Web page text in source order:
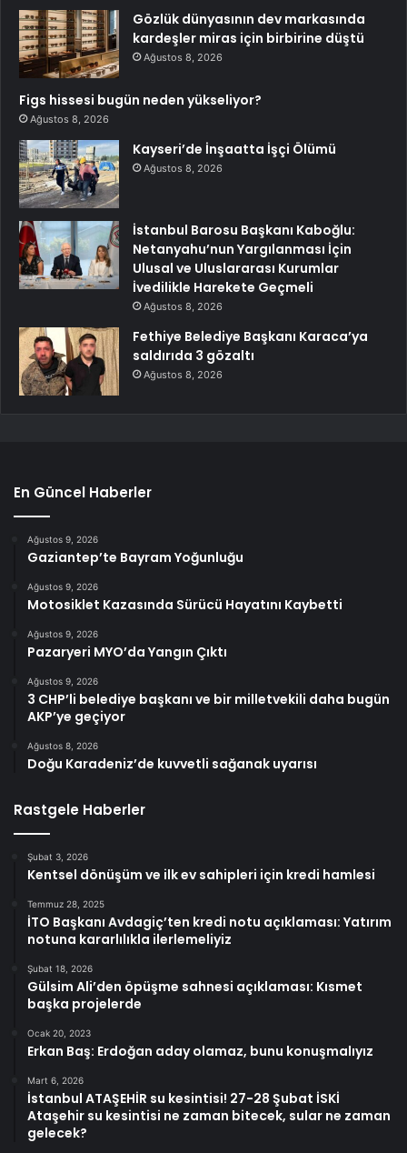
Gözlük dünyasının dev markasında
kardeşler miras için birbirine düştü
Ağustos 8, 2026
Figs hissesi bugün neden yükseliyor?
Ağustos 8, 2026
Kayseri’de İnşaatta İşçi Ölümü
Ağustos 8, 2026
İstanbul Barosu Başkanı Kaboğlu:
Netanyahu’nun Yargılanması İçin
Ulusal ve Uluslararası Kurumlar
İvedilikle Harekete Geçmeli
Ağustos 8, 2026
Fethiye Belediye Başkanı Karaca’ya
saldırıda 3 gözaltı
Ağustos 8, 2026
En Güncel Haberler
Ağustos 9, 2026
Gaziantep’te Bayram Yoğunluğu
Ağustos 9, 2026
Motosiklet Kazasında Sürücü Hayatını Kaybetti
Ağustos 9, 2026
Pazaryeri MYO’da Yangın Çıktı
Ağustos 9, 2026
3 CHP’li belediye başkanı ve bir milletvekili daha bugün
AKP’ye geçiyor
Ağustos 8, 2026
Doğu Karadeniz’de kuvvetli sağanak uyarısı
Rastgele Haberler
Şubat 3, 2026
Kentsel dönüşüm ve ilk ev sahipleri için kredi hamlesi
Temmuz 28, 2025
İTO Başkanı Avdagiç’ten kredi notu açıklaması: Yatırım
notuna kararlılıkla ilerlemeliyiz
Şubat 18, 2026
Gülsim Ali’den öpüşme sahnesi açıklaması: Kısmet
başka projelerde
Ocak 20, 2023
Erkan Baş: Erdoğan aday olamaz, bunu konuşmalıyız
Mart 6, 2026
İstanbul ATAŞEHİR su kesintisi! 27-28 Şubat İSKİ
Ataşehir su kesintisi ne zaman bitecek, sular ne zaman
gelecek?